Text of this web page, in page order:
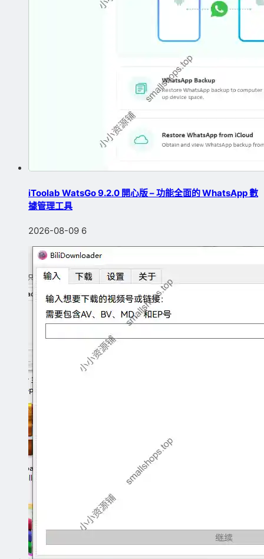
iToolab WatsGo 9.2.0 開心版 – 功能全面的 WhatsApp 數
據管理工具
2026-08-09 6